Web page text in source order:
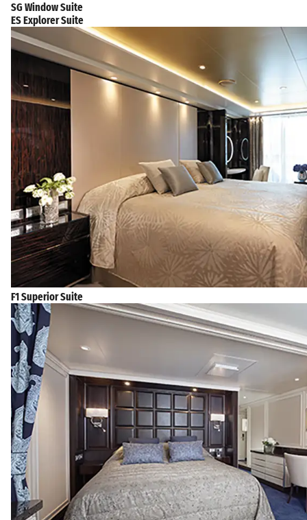
SG Window Suite
ES Explorer Suite
F1 Superior Suite